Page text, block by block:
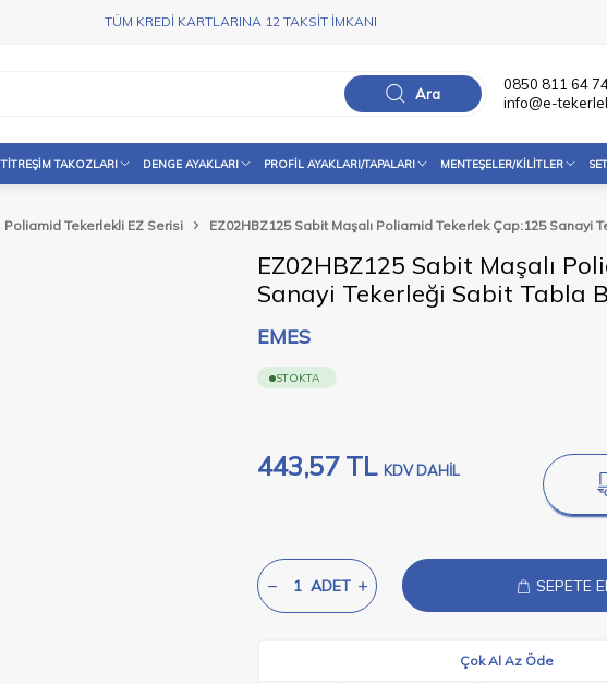
TÜM KREDİ KARTLARINA 12 TAKSİT İMKANI
Ara
0850 811 64
info@e-
TITREŞIM TAKOZLARI DENGE AYAKLARI PROFIL AYAKLARI/TAPALARI MENTEŞELER/KILITLER
Poliamid Tekerlekli EZ Serisi EZ02HBZ125 Sabit Maşalı Poliamid Tekerlek Çap:125 Sanayi
EZ02HBZ125 Sabit Maşalı
Sanayi Tekerleği Sabit Tabla
EMES
STOKTA
443,57TL KDV DAHİL
ADET SEPETE
Çok Al Az Öde